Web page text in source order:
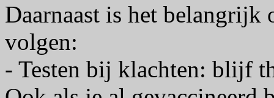
Daarnaast is het belangrijk
volgen:
- Testen bij klachten: blijf